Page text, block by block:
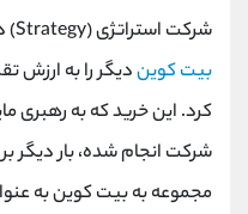
شرکت استراتژی (Strategy) در جدیدترین اقدام خود، 535 واحد
بیت کوین
کرد. این خرید که به رهبری
شرکت انجام شده، بار دیگر
مجموعه به بیت کوین به
تلفن
بدون پیش شماره
اینستاگرام
کانال تلگرام